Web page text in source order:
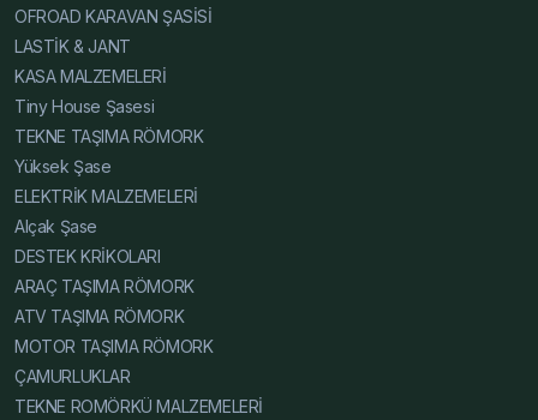
Web, Tiny House Şasesi Web, Alçak Şase Web, Yüksek
Şase Web, Hafif Çelik Karavan Şase Resim, Karavan
Şasesi Resim, Tiny House Şasesi Resim, Alçak Şase
Resim, Yüksek Şase Resim, Hafif Çelik Karavan Şase
Teknik Detay, Karavan Şasesi Teknik Detay, Tiny House
Şasesi Teknik Detay, Alçak Şase Teknik Detay, Yüksek
Şase Teknik Detay, Hafif Çelik Karavan Şase İnce,
Karavan Şasesi İnce, Tiny House Şasesi İnce, Alçak
Şase İnce, Yüksek Şase İnce, Hafif Çelik Karavan Şase
Karşılaştırma, Karavan Şasesi Karşılaştırma, Tiny House
Şasesi Karşılaştırma, Alçak Şase Karşılaştırma, Yüksek
Şase Karşılaştırma, Hafif Çelik Karavan Şase Blog,
Karavan Şasesi Blog, Tiny House Şasesi Blog, Alçak
Şase Blog, Yüksek Şase Blog, Hafif Çelik Karavan Şase
OFROAD KARAVAN ŞASİSİ
LASTİK & JANT
KASA MALZEMELERİ
Tiny House Şasesi
TEKNE TAŞIMA RÖMORK
Yüksek Şase
ELEKTRİK MALZEMELERİ
Alçak Şase
DESTEK KRİKOLARI
ARAÇ TAŞIMA RÖMORK
ATV TAŞIMA RÖMORK
MOTOR TAŞIMA RÖMORK
ÇAMURLUKLAR
TEKNE ROMÖRKÜ MALZEMELERİ